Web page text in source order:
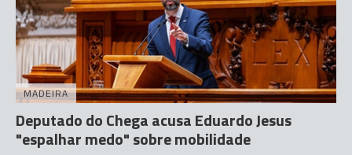
MADEIRA
Deputado do Chega acusa Eduardo Jesus
"espalhar medo" sobre mobilidade